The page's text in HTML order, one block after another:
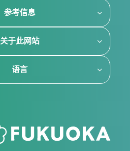
参考信息
关于此网站
语言